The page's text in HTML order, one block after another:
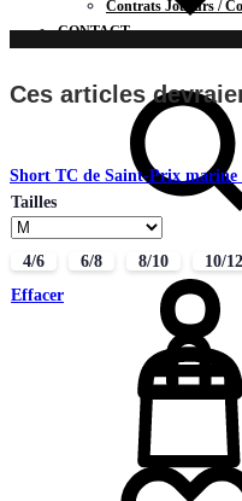
Contrats Joueurs /
CONTACT
Ces articles
Short TC de Saint-Prix marine
Tailles
4/6 6/8 8/10 10/12
Effacer